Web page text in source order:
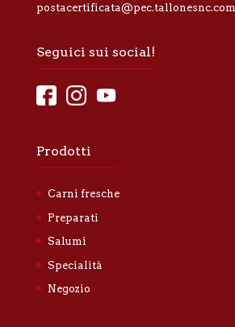
postacertificata@pec.tallonesnc.com
Seguici sui social!
Prodotti
Carni fresche
Preparati
Salumi
Specialità
Negozio